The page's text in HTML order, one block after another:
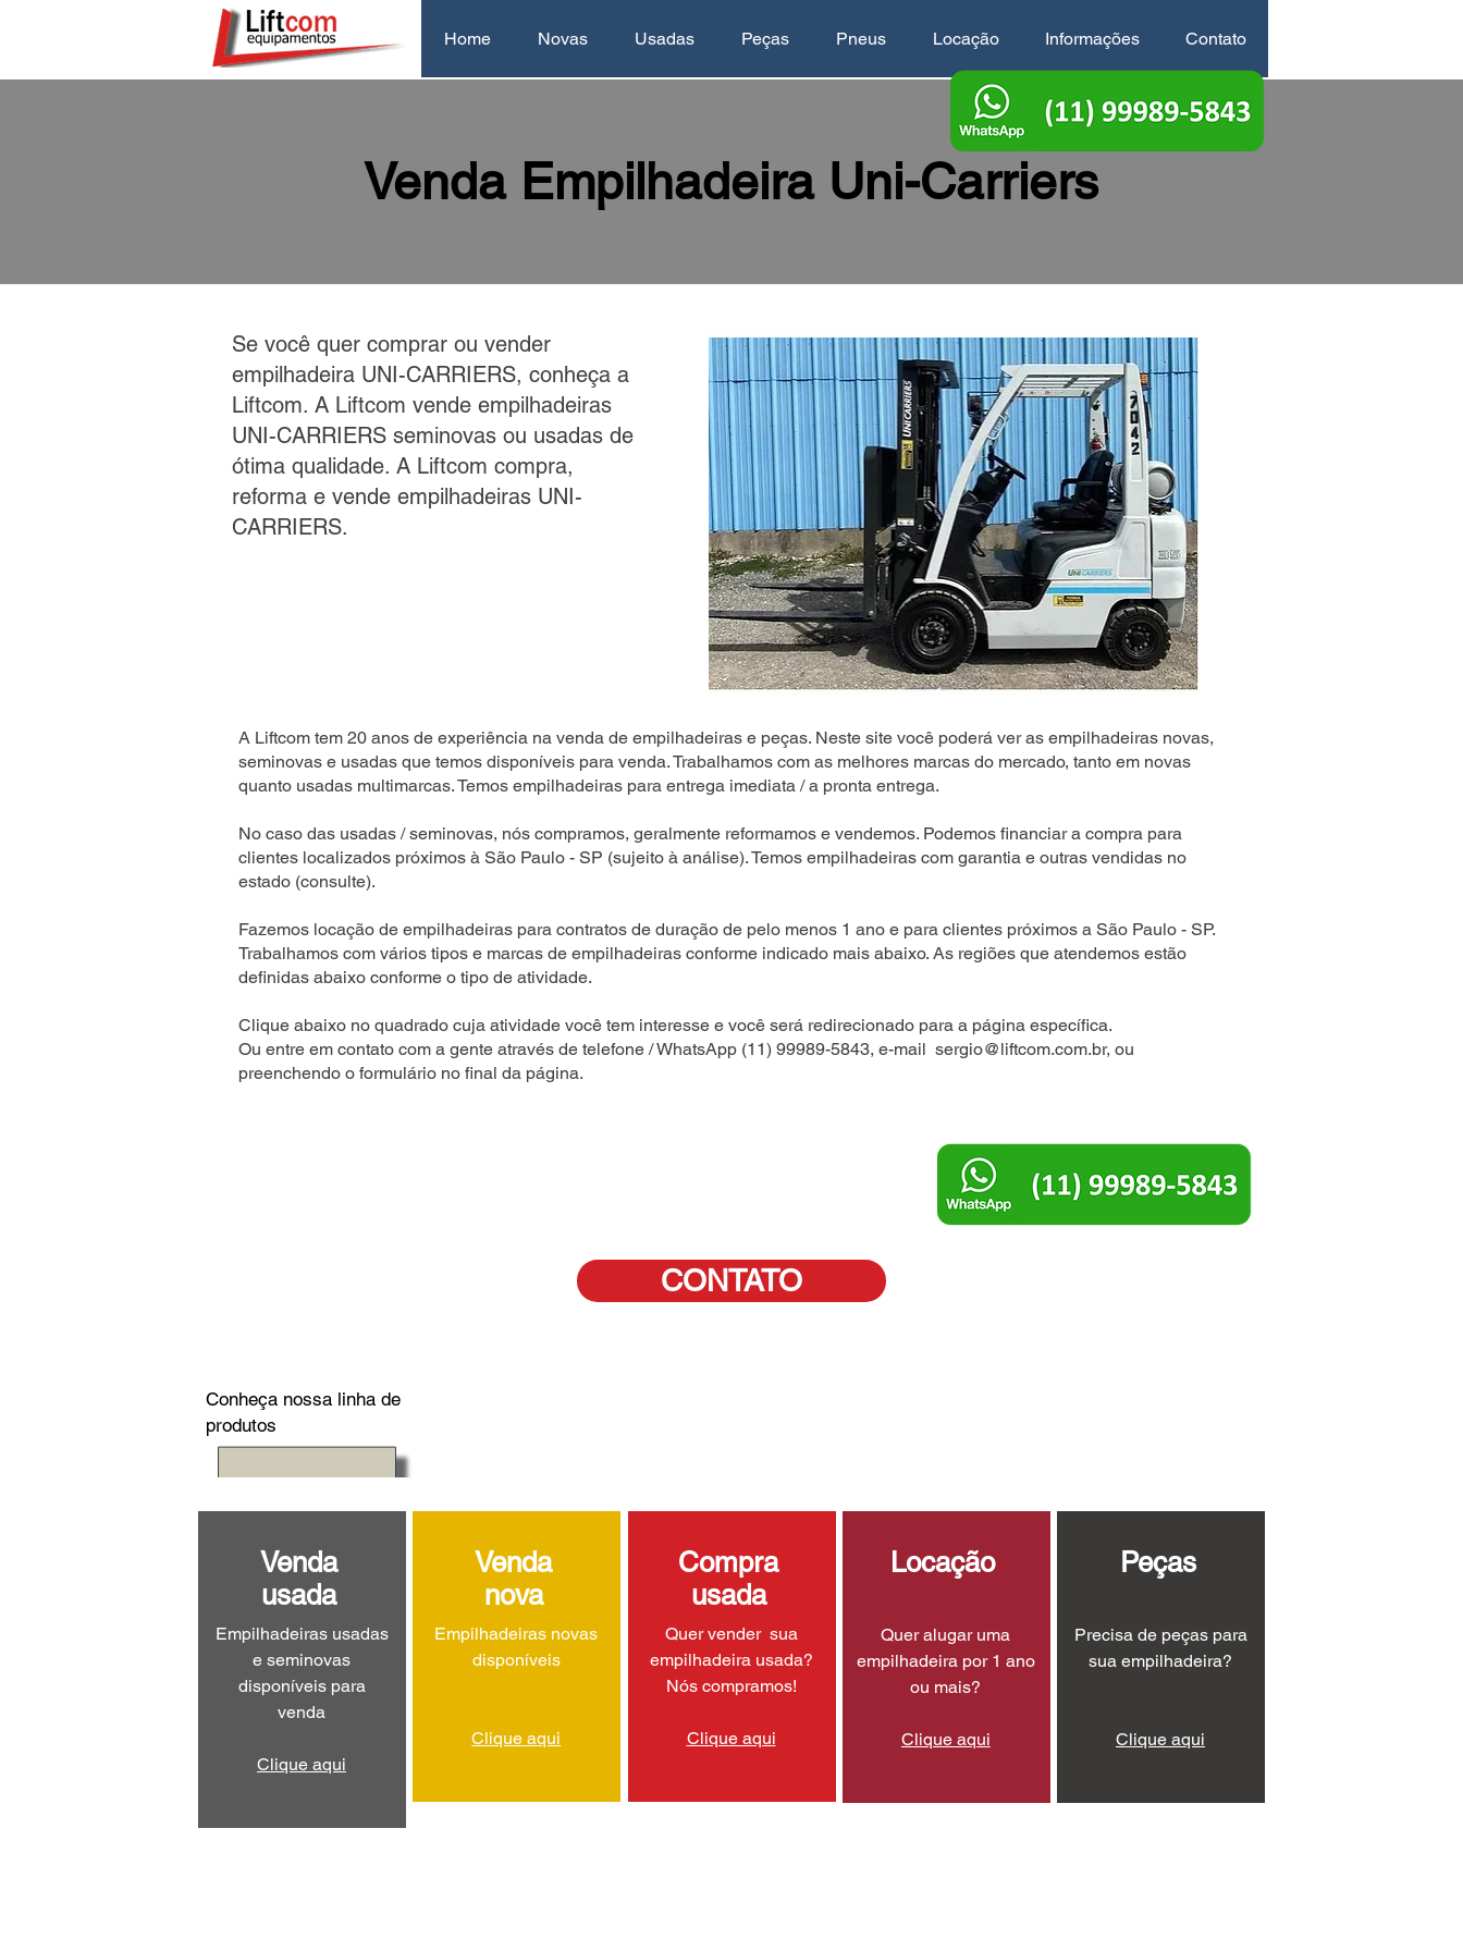
Home Novas Usadas Peças Pneus Locação Informações Contato
Venda Empilhadeira Uni-Carriers
Se você quer comprar ou vender
empilhadeira UNI-CARRIERS, conheça a
Liftcom. A Liftcom vende empilhadeiras
UNI-CARRIERS seminovas ou usadas de
ótima qualidade. A Liftcom compra,
reforma e vende empilhadeiras UNI-
CARRIERS.
A Liftcom tem 20 anos de experiência na venda de empilhadeiras e peças. Neste site você poderá ver as empilhadeiras novas,
seminovas e usadas que temos disponíveis para venda. Trabalhamos com as melhores marcas do mercado, tanto em novas
quanto usadas multimarcas. Temos empilhadeiras para entrega imediata / a pronta entrega.
No caso das usadas / seminovas, nós compramos, geralmente reformamos e vendemos. Podemos financiar a compra para
clientes localizados próximos à São Paulo - SP (sujeito à análise). Temos empilhadeiras com garantia e outras vendidas no
estado (consulte).
Fazemos locação de empilhadeiras para contratos de duração de pelo menos 1 ano e para clientes próximos a São Paulo - SP.
Trabalhamos com vários tipos e marcas de empilhadeiras conforme indicado mais abaixo. As regiões que atendemos estão
definidas abaixo conforme o tipo de atividade.
Clique abaixo no quadrado cuja atividade você tem interesse e você será redirecionado para a página específica.
Ou entre em contato com a gente através de telefone / WhatsApp (11) 99989-5843, e-mail sergio@liftcom.com.br, ou
preenchendo o formulário no final da página.
CONTATO
Conheça nossa linha de
produtos
Venda
usada
Empilhadeiras usadas
e seminovas
disponíveis para
venda
Clique aqui
Venda
nova
Empilhadeiras novas
disponíveis
Clique aqui
Compra
usada
Quer vender sua
empilhadeira usada?
Nós compramos!
Clique aqui
Locação
Quer alugar uma
empilhadeira por 1 ano
ou mais?
Clique aqui
Peças
Precisa de peças para
sua empilhadeira?
Clique aqui